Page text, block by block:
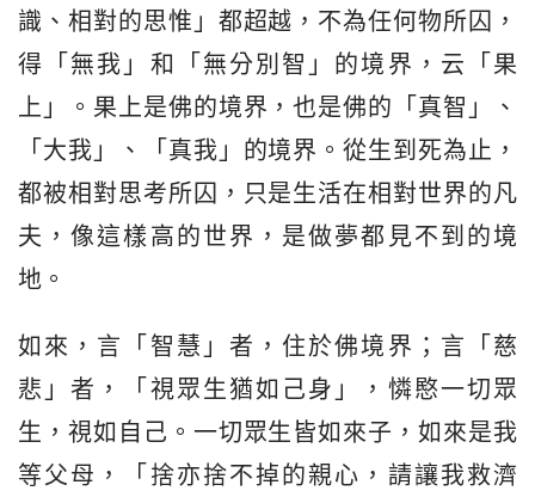
識、相對的思惟」都超越，不為任何物所囚，
得「無我」和「無分別智」的境界，云「果
上」。果上是佛的境界，也是佛的「真智」、
「大我」、「真我」的境界。從生到死為止，
都被相對思考所囚，只是生活在相對世界的凡
夫，像這樣高的世界，是做夢都見不到的境
地。
如來，言「智慧」者，住於佛境界；言「慈
悲」者，「視眾生猶如己身」，憐愍一切眾
生，視如自己。一切眾生皆如來子，如來是我
等父母，「捨亦捨不掉的親心，請讓我救濟